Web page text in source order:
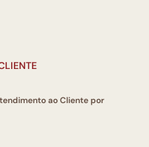
ao Cliente por